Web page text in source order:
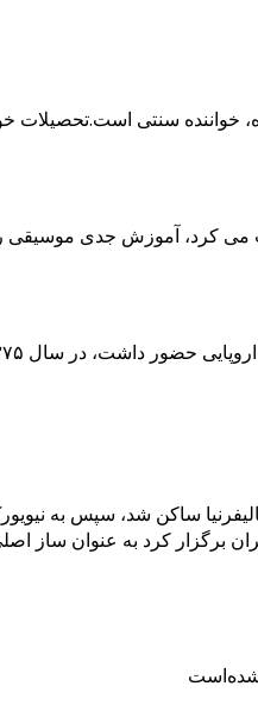
۸ مرداد ۱۳۵۸ در کرمانشاه،
کرد، آموزش جدی موسیقی
برگزار کرد به عنوان ساز
شده‌است